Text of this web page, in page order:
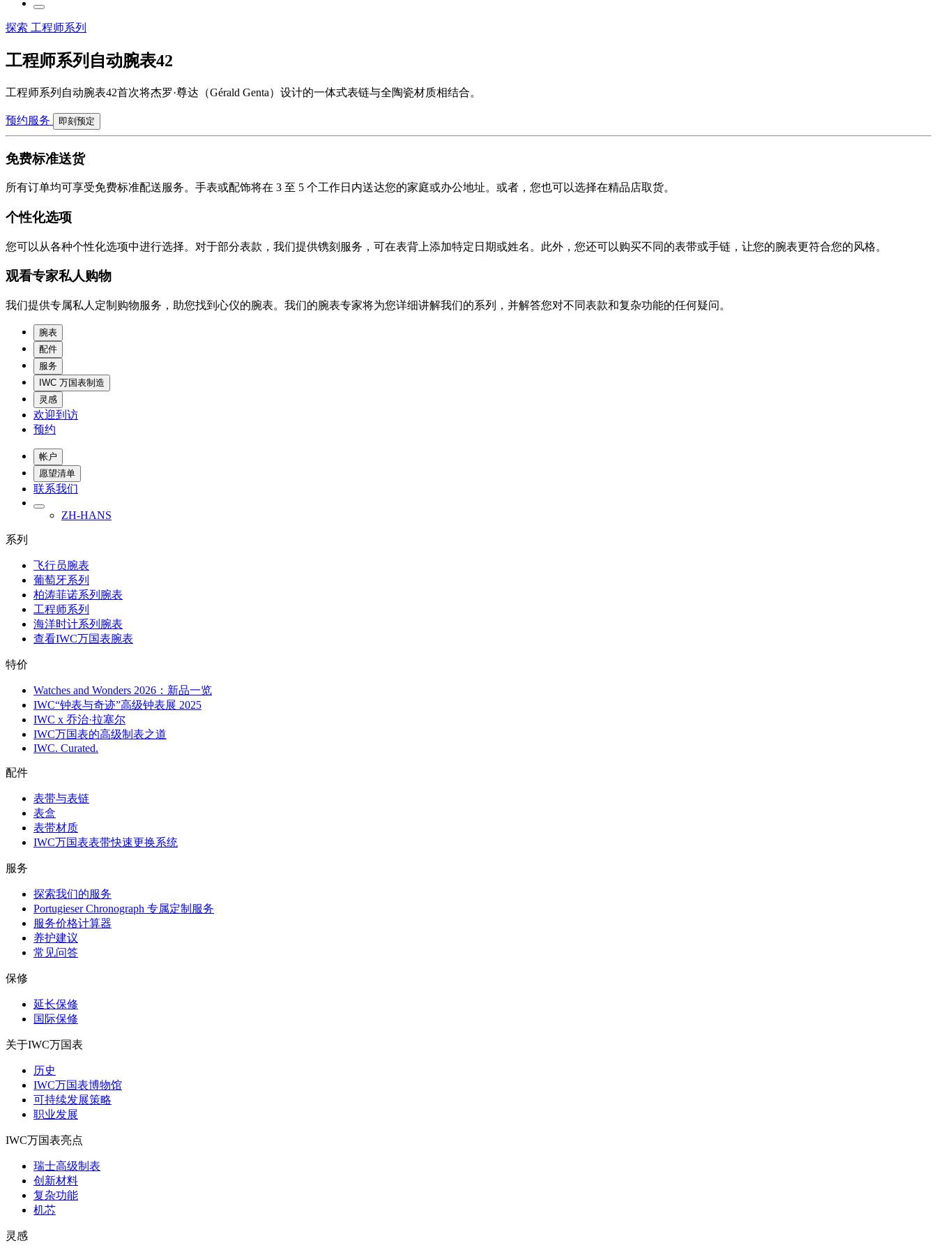
探索 工程师系列
工程师系列自动腕表42
工程师系列自动腕表42首次将杰罗·尊达（Gérald Genta）设计的一体式表链与全陶瓷材质相结合。
预约服务 即刻预定
免费标准送货
所有订单均可享受免费标准配送服务。手表或配饰将在 3 至 5 个工作日内送达您的家庭或办公地址。或者，您也可以选择在精品店取货。
个性化选项
您可以从各种个性化选项中进行选择。对于部分表款，我们提供镌刻服务，可在表背上添加特定日期或姓名。此外，您还可以购买不同的表带或手链，让您的腕表更符合您的风格。
观看专家私人购物
我们提供专属私人定制购物服务，助您找到心仪的腕表。我们的腕表专家将为您详细讲解我们的系列，并解答您对不同表款和复杂功能的任何疑问。
腕表
配件
服务
IWC 万国表制造
灵感
欢迎到访
预约
帐户
愿望清单
联系我们
ZH-HANS
系列
飞行员腕表
葡萄牙系列
柏涛菲诺系列腕表
工程师系列
海洋时计系列腕表
查看IWC万国表腕表
特价
Watches and Wonders 2026：新品一览
IWC“钟表与奇迹”高级钟表展 2025
IWC x 乔治·拉塞尔
IWC万国表的高级制表之道
IWC. Curated.
配件
表带与表链
表盒
表带材质
IWC万国表表带快速更换系统
服务
探索我们的服务
Portugieser Chronograph 专属定制服务
服务价格计算器
养护建议
常见问答
保修
延长保修
国际保修
关于IWC万国表
历史
IWC万国表博物馆
可持续发展策略
职业发展
IWC万国表亮点
瑞士高级制表
创新材料
复杂功能
机芯
灵感